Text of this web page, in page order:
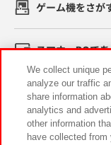
ゲーム機をさが
スマホ・PCで
イベント・キャ
We collect unique
analyze our traffic
share information
analytics and
other information
have collected